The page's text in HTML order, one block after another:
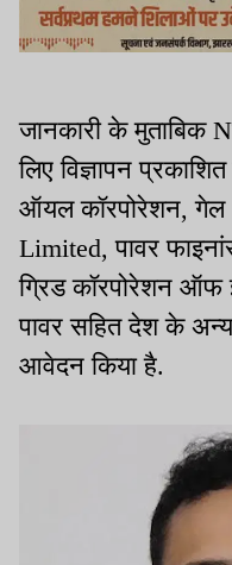
जानकारी के
लिए विज्ञापन
ऑयल कॉरपोरेशन, गेल
Limited, पावर
ग्रिड कॉरपोरेशन ऑफ
पावर सहित देश के
आवेदन किया है.